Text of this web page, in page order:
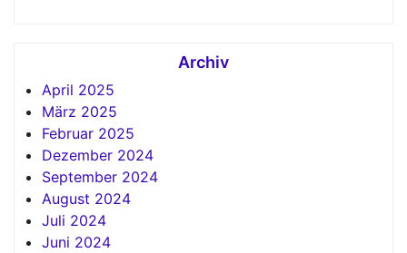
Archiv
April 2025
März 2025
Februar 2025
Dezember 2024
September 2024
August 2024
Juli 2024
Juni 2024